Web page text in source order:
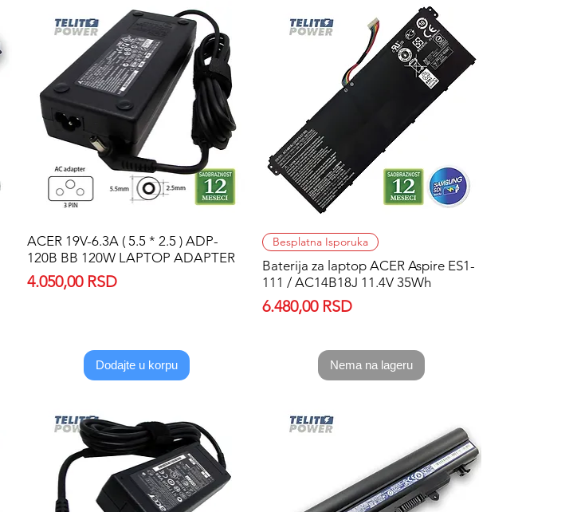
Quick View
ACER 19V-6.3A ( 5.5 * 2.5 ) ADP-
120B BB 120W LAPTOP ADAPTER
Price
4.050,00 RSD
Dodajte u korpu
Quick View
Besplatna Isporuka
Baterija za laptop ACER Aspire ES1-
111 / AC14B18J 11.4V 35Wh
Price
6.480,00 RSD
Nema na lageru